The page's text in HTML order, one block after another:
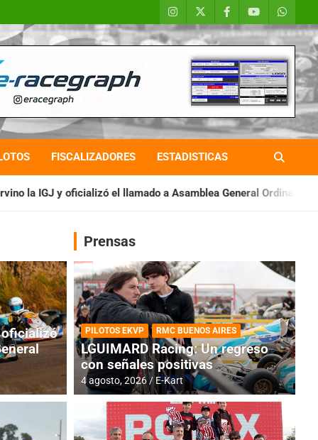
FISCALIZADORES ESTADISTICAS
llamado a Asamblea General Ordinaria IAME SERIES
oficializó
Prensas
PILOTOS EKVP RMC BUENOS AIRES
LGUIMARD Racing: Un regreso
con señales positivas
4 agosto, 2026 E-Kart